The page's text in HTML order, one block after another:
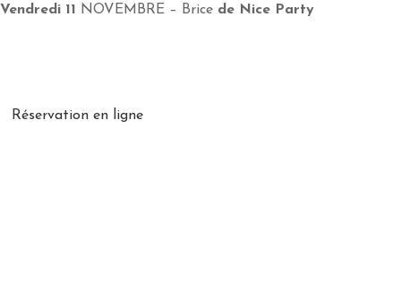
Vendredi 11 NOVEMBRE – Brice de Nice Party
Réservation en ligne